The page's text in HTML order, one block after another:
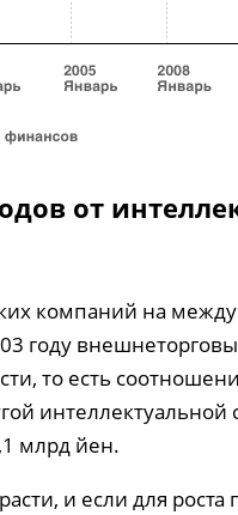
от
компаний на
году
то есть
интеллектуальной
млрд йен.
и если для